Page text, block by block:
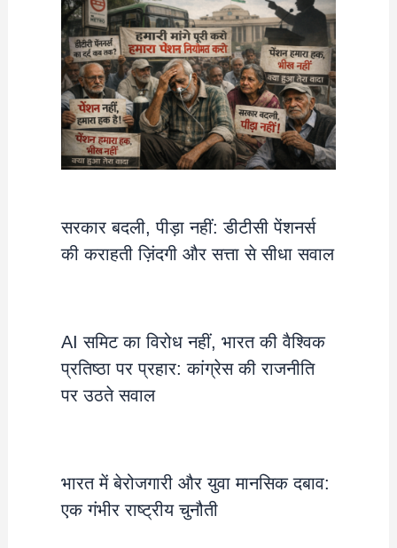
सरकार बदली, पीड़ा नहीं: डीटीसी पेंशनर्स
की कराहती ज़िंदगी और सत्ता से सीधा सवाल
AI समिट का विरोध नहीं, भारत की वैश्विक
प्रतिष्ठा पर प्रहार: कांग्रेस की राजनीति
पर उठते सवाल
भारत में बेरोजगारी और युवा मानसिक दबाव:
एक गंभीर राष्ट्रीय चुनौती